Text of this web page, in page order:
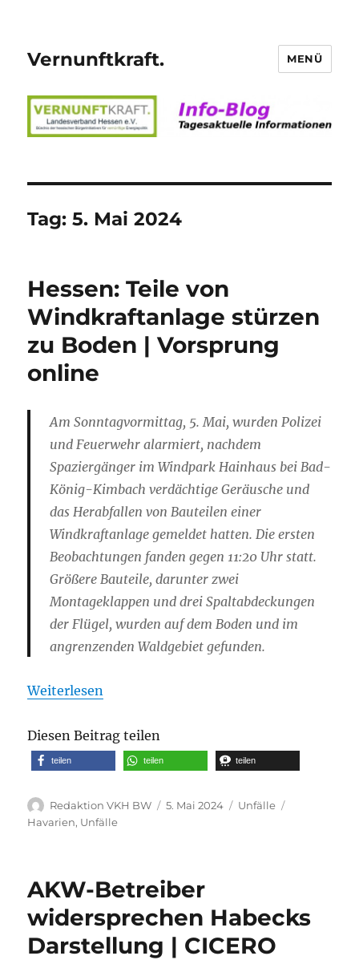
Vernunftkraft. MENÜ
Tag:5. Mai 2024
Hessen: Teile von
Windkraftanlage stürzen
zu Boden | Vorsprung
online
Am Sonntagvormittag, 5. Mai, wurden Polizei
und Feuerwehr alarmiert, nachdem
Spaziergänger im Windpark Hainhaus bei Bad-
König-Kimbach verdächtige Geräusche und
das Herabfallen von Bauteilen einer
Windkraftanlage gemeldet hatten. Die ersten
Beobachtungen fanden gegen 11:20 Uhr statt.
Größere Bauteile, darunter zwei
Montageklappen und drei Spaltabdeckungen
der Flügel, wurden auf dem Boden und im
angrenzenden Waldgebiet gefunden.
Weiterlesen
Diesen Beitrag teilen
teilen teilen teilen
Autor
Redaktion VKH BW
Veröffentlicht
5. Mai 2024 Kategorien
Unfälle
Havarien, Unfälle
AKW-Betreiber
widersprechen Habecks
Darstellung | CICERO